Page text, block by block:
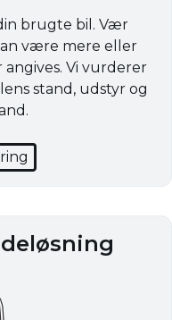
brugte bil. Vær
være mere eller
Vi vurderer
stand, udstyr og